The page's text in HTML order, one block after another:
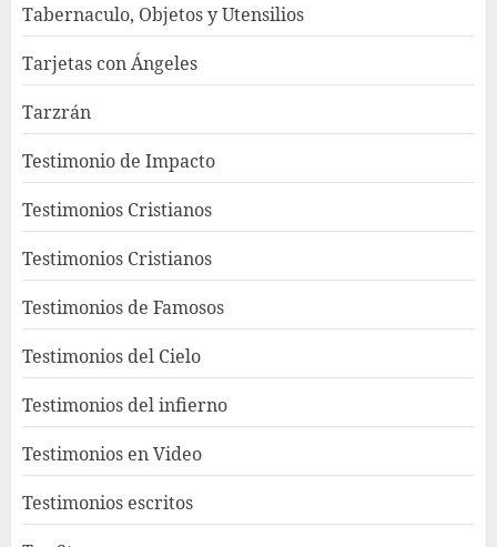
Tabernaculo, Objetos y Utensilios
Tarjetas con Ángeles
Tarzrán
Testimonio de Impacto
Testimonios Cristianos
Testimonios Cristianos
Testimonios de Famosos
Testimonios del Cielo
Testimonios del infierno
Testimonios en Video
Testimonios escritos